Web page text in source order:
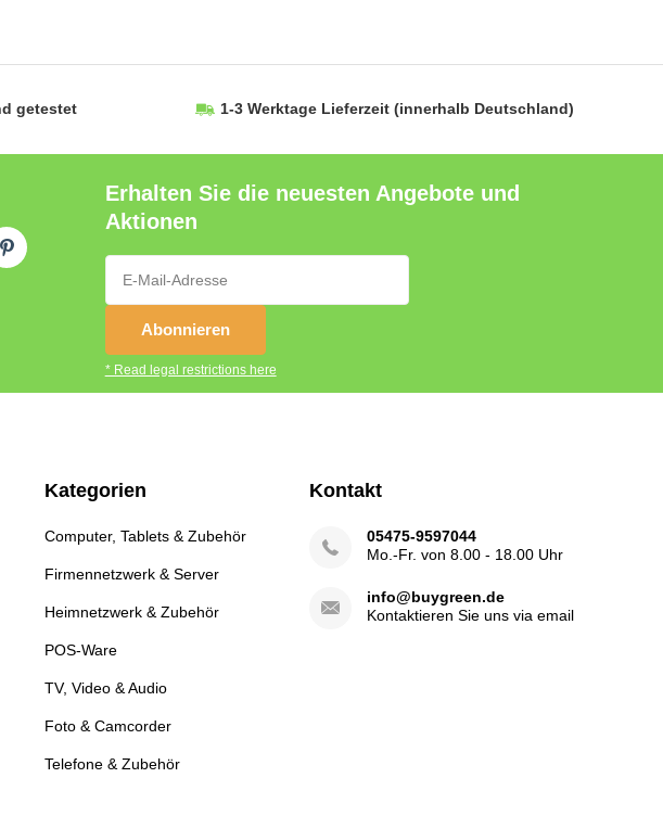
getestet 1-3 Werktage Lieferzeit (innerhalb Deutschland)
Erhalten Sie die neuesten Angebote und
Aktionen
Abonnieren
* Read legal restrictions here
Kategorien
Computer, Tablets & Zubehör
Firmennetzwerk & Server
Heimnetzwerk & Zubehör
POS-Ware
TV, Video & Audio
Foto & Camcorder
Telefone & Zubehör
Kontakt
05475-9597044
Mo.-Fr. von 8.00 - 18.00 Uhr
info@buygreen.de
Kontaktieren Sie uns via email